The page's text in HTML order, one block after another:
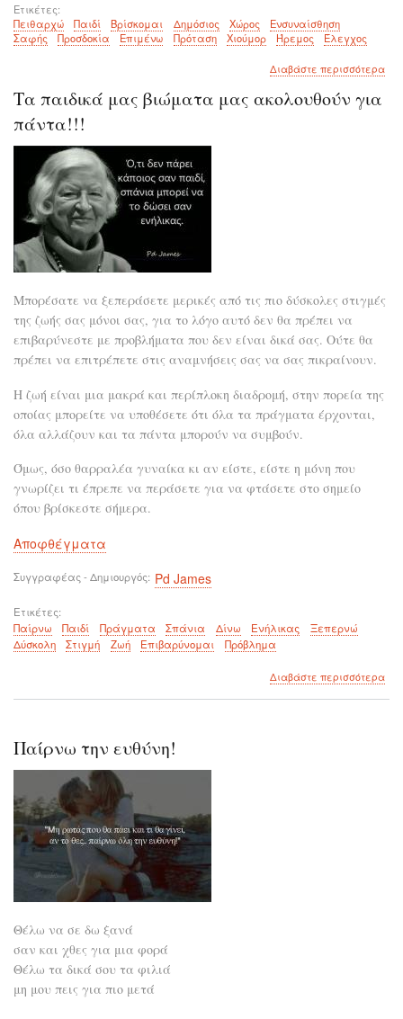
Ετικέτες
Πειθαρχώ
Παιδί Βρίσκομαι Δημόσιος Χώρος
Ενσυναίσθηση
Σαφής
Προσδοκία Επιμένω Πρόταση Χιούμορ Ήρεμος Έλεγχος
Διαβάστε περισσότεραγια
το
Τα παιδικά μας βιώματα μας ακολουθούν για
πάντα!!!
Μπορέσατε να ξεπεράσετε μερικές από τις πιο δύσκολες στιγμές
της ζωής σας μόνοι σας, για το λόγο αυτό δεν θα πρέπει να
επιβαρύνεστε με προβλήματα που δεν είναι δικά σας. Ούτε θα
πρέπει να επιτρέπετε στις αναμνήσεις σας να σας πικραίνουν.
Η ζωή είναι μια μακρά και περίπλοκη διαδρομή, στην πορεία της
οποίας μπορείτε να υποθέσετε ότι όλα τα πράγματα έρχονται,
όλα αλλάζουν και τα πάντα μπορούν να συμβούν.
Όμως, όσο θαρραλέα γυναίκα κι αν είστε, είστε η μόνη που
γνωρίζει τι έπρεπε να περάσετε για να φτάσετε στο σημείο
όπου βρίσκεστε σήμερα.
Αποφθέγματα
Συγγραφέας - Δημιουργός Pd James
Ετικέτες
Παίρνω
Παιδί Πράγματα Σπάνια Δίνω Ενήλικας
Ξεπερνώ
Δύσκολη
Στιγμή Ζωή Επιβαρύνομαι Πρόβλημα
Διαβάστε περισσότεραγια
Παίρνω την ευθύνη!
Θέλω να σε δω ξανά
σαν και χθες για μια φορά
Θέλω τα δικά σου τα φιλιά
μη μου πεις για πιο μετά